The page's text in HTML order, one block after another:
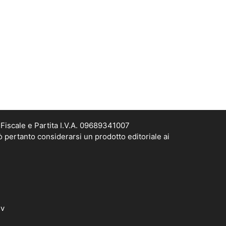
e Partita I.V.A. 09689341007
pertanto considerarsi un prodotto editoriale ai